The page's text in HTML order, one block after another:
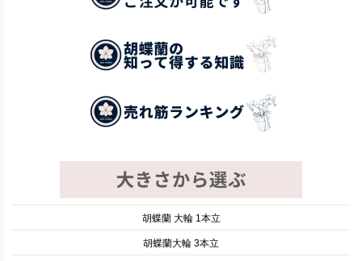
胡蝶蘭 大輪 1本立
胡蝶蘭大輪 3本立